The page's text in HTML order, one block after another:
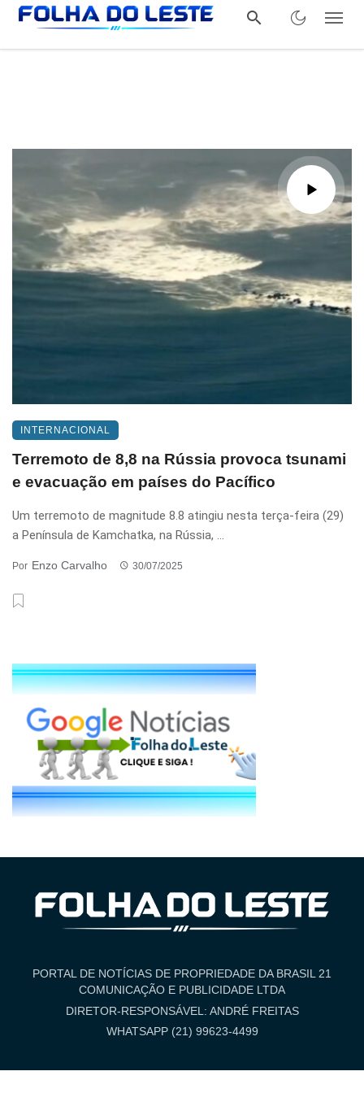
INTERNACIONAL
Terremoto de 8,8 na Rússia provoca tsunami
e evacuação em países do Pacífico
Um terremoto de magnitude 8.8 atingiu nesta terça-feira (29)
a Península de Kamchatka, na Rússia, ...
Por Enzo Carvalho 30/07/2025
PORTAL DE NOTÍCIAS DE PROPRIEDADE DA BRASIL 21
COMUNICAÇÃO E PUBLICIDADE LTDA
DIRETOR-RESPONSÁVEL: ANDRÉ FREITAS
WHATSAPP (21) 99623-4499